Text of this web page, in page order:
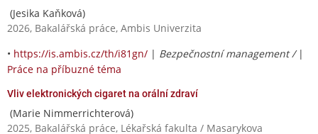
(Jesika Kaňková)
2026, Bakalářská práce, Ambis Univerzita
• https://is.ambis.cz/th/i81gn/ | Bezpečnostní management / |
Práce na příbuzné téma
Vliv elektronických cigaret na orální zdraví
(Marie Nimmerrichterová)
2025, Bakalářská práce, Lékařská fakulta / Masarykova